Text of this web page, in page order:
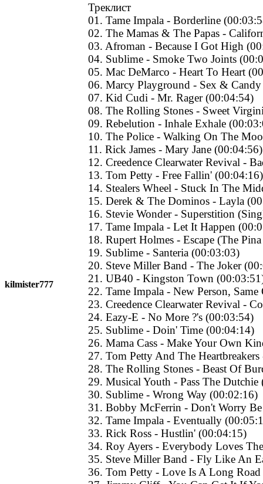
kilmister777
Треклист
01. Tame Impala - Borderline
02. The Mamas & The Papas -
03. Afroman - Because I Got High
04. Sublime - Smoke Two Joints
05. Mac DeMarco - Heart To Heart
06. Marcy Playground - Sex &
07. Kid Cudi - Mr. Rager (00:04:54)
08. The Rolling Stones - Sweet
09. Rebelution - Inhale Exhale
10. The Police - Walking On The
11. Rick James - Mary Jane (00:04:56)
12. Creedence Clearwater Revival -
13. Tom Petty - Free Fallin' (00:04:16)
14. Stealers Wheel - Stuck In The
15. Derek & The Dominos - Layla
16. Stevie Wonder - Superstition
17. Tame Impala - Let It Happen
18. Rupert Holmes - Escape (The
19. Sublime - Santeria (00:03:03)
20. Steve Miller Band - The Joker
21. UB40 - Kingston Town
22. Tame Impala - New Person,
23. Creedence Clearwater Revival -
24. Eazy-E - No More ?'s (00:03:54)
25. Sublime - Doin' Time (00:04:14)
26. Mama Cass - Make Your Own
27. Tom Petty And The
28. The Rolling Stones - Beast Of
29. Musical Youth - Pass The Dutchie
30. Sublime - Wrong Way (00:02:16)
31. Bobby McFerrin - Don't Worry
32. Tame Impala - Eventually
33. Rick Ross - Hustlin' (00:04:15)
34. Roy Ayers - Everybody Loves
35. Steve Miller Band - Fly Like An
36. Tom Petty - Love Is A Long